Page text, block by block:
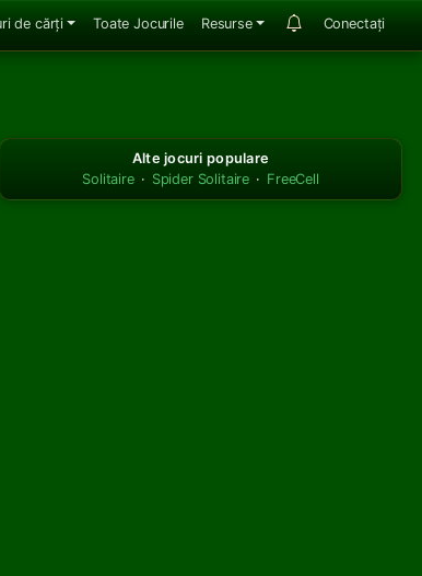
de cărți Toate Jocurile Resurse Conectați
Alte jocuri populare
Solitaire · Spider Solitaire · FreeCell